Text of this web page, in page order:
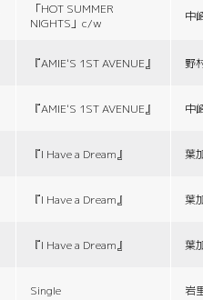
「HOT SUMMER
NIGHTS」c/w
中
『AMIE'S 1ST AVENUE』 野
『AMIE'S 1ST AVENUE』 中
『I Have a Dream』 葉
『I Have a Dream』 葉
『I Have a Dream』 葉
Single 岩